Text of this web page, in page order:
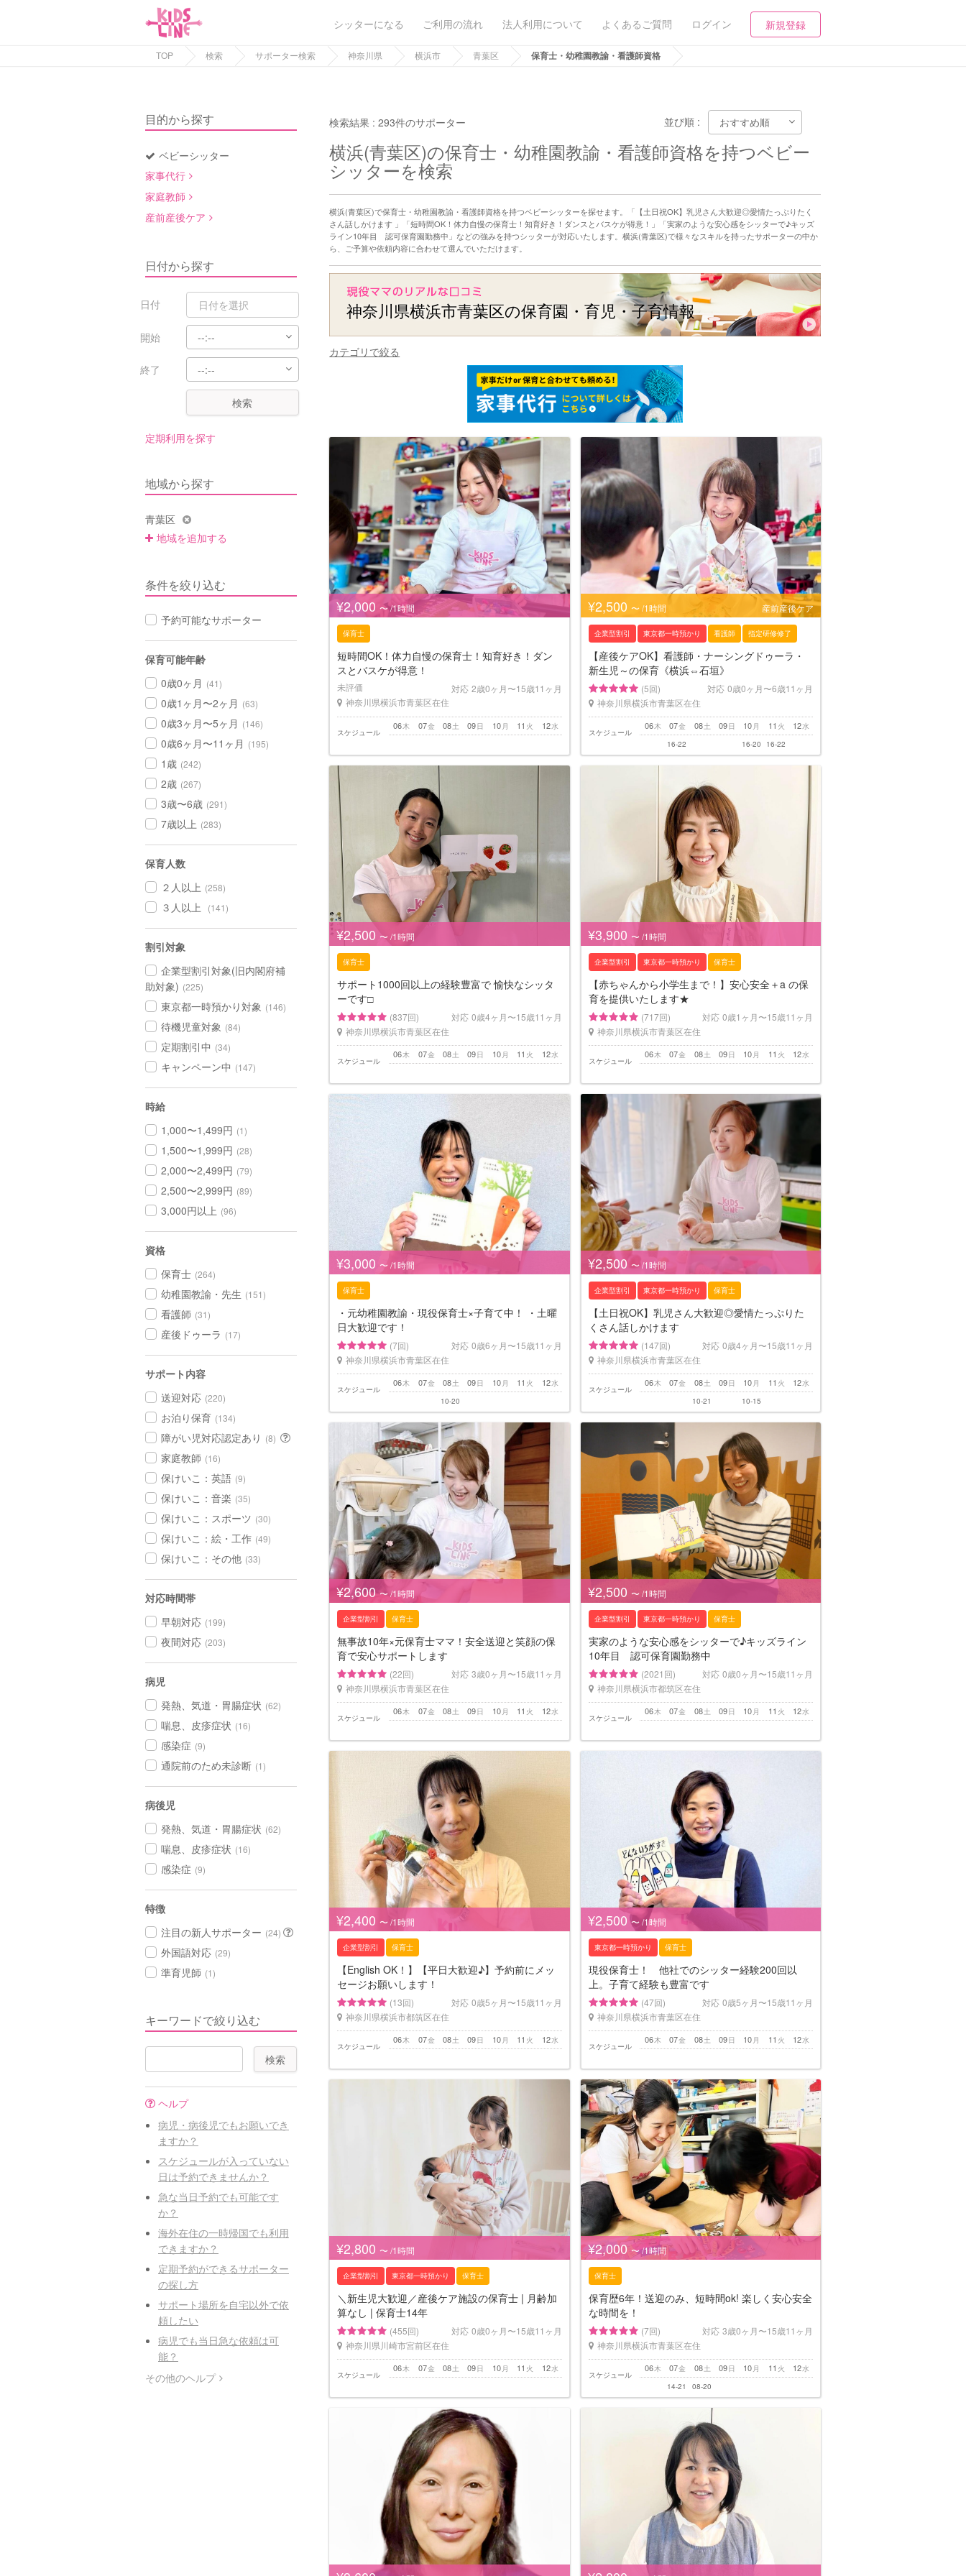
シッターになる ご利用の流れ 法人利用について よくあるご質問 ログイン 新規登録
TOP 検索 サポーター検索 神奈川県 横浜市 青葉区 保育士・幼稚園教諭・看護師資格
目的から探す
ベビーシッター
家事代行
家庭教師
産前産後ケア
日付から探す
日付
開始
終了
検索
定期利用を探す
地域から探す
青葉区
地域を追加する
条件を絞り込む
予約可能なサポーター
保育可能年齢
0歳0ヶ月 (41)
0歳1ヶ月〜2ヶ月 (63)
0歳3ヶ月〜5ヶ月 (146)
0歳6ヶ月〜11ヶ月 (195)
1歳 (242)
2歳 (267)
3歳〜6歳 (291)
7歳以上 (283)
保育人数
２人以上 (258)
３人以上 (141)
割引対象
企業型割引対象(旧内閣府補
助対象) (225)
東京都一時預かり対象 (146)
待機児童対象 (84)
定期割引中 (34)
キャンペーン中 (147)
時給
1,000〜1,499円 (1)
1,500〜1,999円 (28)
2,000〜2,499円 (79)
2,500〜2,999円 (89)
3,000円以上 (96)
資格
保育士 (264)
幼稚園教諭・先生 (151)
看護師 (31)
産後ドゥーラ (17)
サポート内容
送迎対応 (220)
お泊り保育 (134)
障がい児対応認定あり (8)
家庭教師 (16)
保けいこ：英語 (9)
保けいこ：音楽 (35)
保けいこ：スポーツ (30)
保けいこ：絵・工作 (49)
保けいこ：その他 (33)
対応時間帯
早朝対応 (199)
夜間対応 (203)
病児
発熱、気道・胃腸症状 (62)
喘息、皮疹症状 (16)
感染症 (9)
通院前のため未診断 (1)
病後児
発熱、気道・胃腸症状 (62)
喘息、皮疹症状 (16)
感染症 (9)
特徴
注目の新人サポーター (24)
外国語対応 (29)
準育児師 (1)
キーワードで絞り込む
ヘルプ
病児・病後児でもお願いでき
ますか？
スケジュールが入っていない
日は予約できませんか？
急な当日予約でも可能です
か？
海外在住の一時帰国でも利用
できますか？
定期予約ができるサポーター
の探し方
サポート場所を自宅以外で依
頼したい
病児でも当日急な依頼は可
能？
その他のヘルプ
検索結果 :293件のサポーター 並び順 :
横浜(青葉区)の保育士・幼稚園教諭・看護師資格を持つベビー
シッターを検索
横浜(青葉区)で保育士・幼稚園教諭・看護師資格を持つベビーシッターを探せます。「【土日祝OK】乳児さん大歓迎◎愛情たっぷりたく
さん話しかけます 」「短時間OK！体力自慢の保育士！知育好き！ダンスとバスケが得意！」「実家のような安心感をシッターで♪キッズ
ライン10年目 認可保育園勤務中」などの強みを持つシッターが対応いたします。横浜(青葉区)で様々なスキルを持ったサポーターの中か
ら、ご予算や依頼内容に合わせて選んでいただけます。
神奈川県横浜市青葉区の保育園・育児・子育情報
カテゴリで絞る
¥2,000 〜 /1時間
保育士
短時間OK！体力自慢の保育士！知育好き！ダン
スとバスケが得意！
未評価 対応 2歳0ヶ月〜15歳11ヶ月
神奈川県横浜市青葉区在住
スケジュール
木
06 金
07 土
08 日
09 月
10 火
11 水
12
¥2,500 〜 /1時間 産前産後ケア
企業型割引 東京都一時預かり 看護師 指定研修修了
【産後ケアOK】看護師・ナーシングドゥーラ・
新生児～の保育《横浜⇔石垣》
(5回) 対応 0歳0ヶ月〜6歳11ヶ月
神奈川県横浜市青葉区在住
スケジュール
木
06 金
07 土
08 日
09 月
10 火
11 水
12
16-22 16-20 16-22
¥2,500 〜 /1時間
保育士
サポート1000回以上の経験豊富で 愉快なシッタ
ーです□
(837回) 対応 0歳4ヶ月〜15歳11ヶ月
神奈川県横浜市青葉区在住
スケジュール
木
06 金
07 土
08 日
09 月
10 火
11 水
12
¥3,900 〜 /1時間
企業型割引 東京都一時預かり 保育士
【赤ちゃんから小学生まで！】安心安全＋a の保
育を提供いたします★
(717回) 対応 0歳1ヶ月〜15歳11ヶ月
神奈川県横浜市青葉区在住
スケジュール
木
06 金
07 土
08 日
09 月
10 火
11 水
12
¥3,000 〜 /1時間
保育士
・元幼稚園教諭・現役保育士×子育て中！ ・土曜
日大歓迎です！
(7回) 対応 0歳6ヶ月〜15歳11ヶ月
神奈川県横浜市青葉区在住
スケジュール
木
06 金
07 土
08 日
09 月
10 火
11 水
12
10-20
¥2,500 〜 /1時間
企業型割引 東京都一時預かり 保育士
【土日祝OK】乳児さん大歓迎◎愛情たっぷりた
くさん話しかけます
(147回) 対応 0歳4ヶ月〜15歳11ヶ月
神奈川県横浜市青葉区在住
スケジュール
木
06 金
07 土
08 日
09 月
10 火
11 水
12
10-21 10-15
¥2,600 〜 /1時間
企業型割引 保育士
無事故10年×元保育士ママ！安全送迎と笑顔の保
育で安心サポートします
(22回) 対応 3歳0ヶ月〜15歳11ヶ月
神奈川県横浜市青葉区在住
スケジュール
木
06 金
07 土
08 日
09 月
10 火
11 水
12
¥2,500 〜 /1時間
企業型割引 東京都一時預かり 保育士
実家のような安心感をシッターで♪キッズライン
10年目 認可保育園勤務中
(2021回) 対応 0歳0ヶ月〜15歳11ヶ月
神奈川県横浜市都筑区在住
スケジュール
木
06 金
07 土
08 日
09 月
10 火
11 水
12
¥2,400 〜 /1時間
企業型割引 保育士
【English OK！】【平日大歓迎♪】予約前にメッ
セージお願いします！
(13回) 対応 0歳5ヶ月〜15歳11ヶ月
神奈川県横浜市都筑区在住
スケジュール
木
06 金
07 土
08 日
09 月
10 火
11 水
12
¥2,500 〜 /1時間
東京都一時預かり 保育士
現役保育士！ 他社でのシッター経験200回以
上。子育て経験も豊富です
(47回) 対応 0歳5ヶ月〜15歳11ヶ月
神奈川県横浜市青葉区在住
スケジュール
木
06 金
07 土
08 日
09 月
10 火
11 水
12
¥2,800 〜 /1時間
企業型割引 東京都一時預かり 保育士
＼新生児大歓迎／産後ケア施設の保育士 | 月齢加
算なし | 保育士14年
(455回) 対応 0歳0ヶ月〜15歳11ヶ月
神奈川県川崎市宮前区在住
スケジュール
木
06 金
07 土
08 日
09 月
10 火
11 水
12
¥2,000 〜 /1時間
保育士
保育歴6年！送迎のみ、短時間ok! 楽しく安心安全
な時間を！
(7回) 対応 3歳0ヶ月〜15歳11ヶ月
神奈川県横浜市青葉区在住
スケジュール
木
06 金
07 土
08 日
09 月
10 火
11 水
12
14-21 08-20